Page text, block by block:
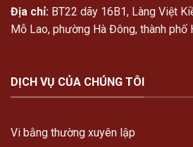
Địa chỉ: BT22 dãy 16B1, Làng Việt
Mỗ Lao, phường Hà Đông, thành phố
DỊCH VỤ CỦA CHÚNG TÔI
Vi bằng thường xuyên lập